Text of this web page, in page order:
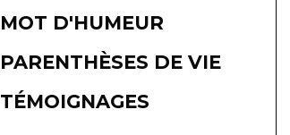
MOT D'HUMEUR
PARENTHÈSES DE VIE
TÉMOIGNAGES